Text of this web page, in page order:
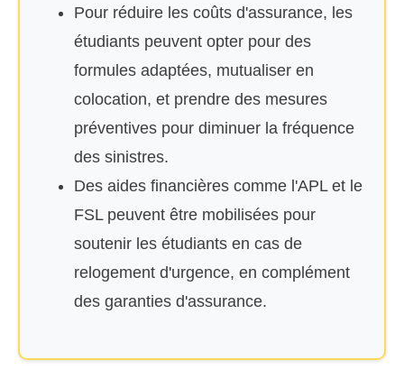
Pour réduire les coûts d'assurance, les
étudiants peuvent opter pour des
formules adaptées, mutualiser en
colocation, et prendre des mesures
préventives pour diminuer la fréquence
des sinistres.
Des aides financières comme l'APL et le
FSL peuvent être mobilisées pour
soutenir les étudiants en cas de
relogement d'urgence, en complément
des garanties d'assurance.